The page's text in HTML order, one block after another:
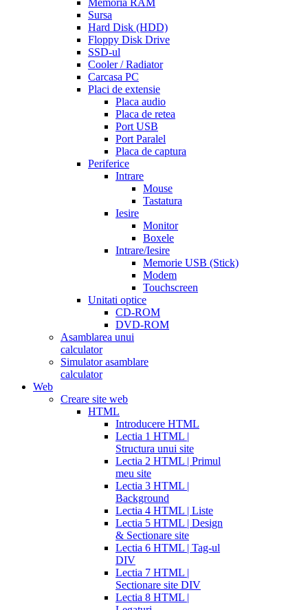
Memoria RAM
Sursa
Hard Disk (HDD)
Floppy Disk Drive
SSD-ul
Cooler / Radiator
Carcasa PC
Placi de extensie
Placa audio
Placa de retea
Port USB
Port Paralel
Placa de captura
Periferice
Intrare
Mouse
Tastatura
Iesire
Monitor
Boxele
Intrare/Iesire
Memorie USB (Stick)
Modem
Touchscreen
Unitati optice
CD-ROM
DVD-ROM
Asamblarea unui
calculator
Simulator asamblare
calculator
Web
Creare site web
HTML
Introducere HTML
Lectia 1 HTML |
Structura unui site
Lectia 2 HTML | Primul
meu site
Lectia 3 HTML |
Background
Lectia 4 HTML | Liste
Lectia 5 HTML | Design
& Sectionare site
Lectia 6 HTML | Tag-ul
DIV
Lectia 7 HTML |
Sectionare site DIV
Lectia 8 HTML |